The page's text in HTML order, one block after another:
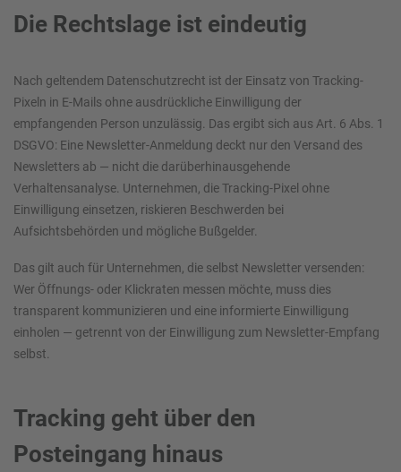
Die Rechtslage ist eindeutig
Nach geltendem Datenschutzrecht ist der Einsatz von Tracking-
Pixeln in E-Mails ohne ausdrückliche Einwilligung der
empfangenden Person unzulässig. Das ergibt sich aus Art. 6 Abs. 1
DSGVO: Eine Newsletter-Anmeldung deckt nur den Versand des
Newsletters ab — nicht die darüberhinausgehende
Verhaltensanalyse. Unternehmen, die Tracking-Pixel ohne
Einwilligung einsetzen, riskieren Beschwerden bei
Aufsichtsbehörden und mögliche Bußgelder.
Das gilt auch für Unternehmen, die selbst Newsletter versenden:
Wer Öffnungs- oder Klickraten messen möchte, muss dies
transparent kommunizieren und eine informierte Einwilligung
einholen — getrennt von der Einwilligung zum Newsletter-Empfang
selbst.
Tracking geht über den
Posteingang hinaus